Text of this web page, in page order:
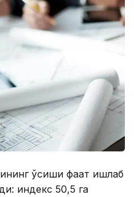
ўсиши фақат ишлаб
индекс 50,5 га